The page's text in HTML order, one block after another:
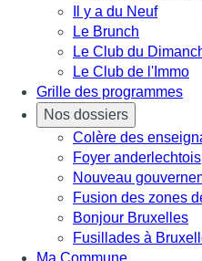
Il y a du Neuf
Le Brunch
Le Club du
Le Club de l'Immo
Grille des programmes
Nos dossiers
Colère des
Foyer anderlechtois
Nouveau
Fusion des zones
Bonjour Bruxelles
Fusillades à
Ma Commune